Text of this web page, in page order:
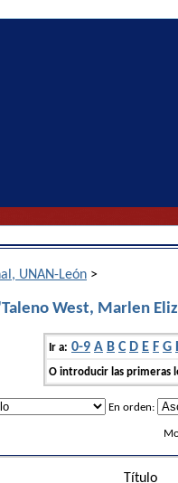
UNAN-León >
West, Marlen
Ir a: 0-9 A B C D E F G
O introducir las primeras
En orden:
Título